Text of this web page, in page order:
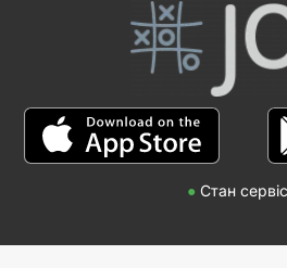
Торгівля - після відкриття
місцевостей ви також можете
Застосунок вкаже вам, кати
відібрати до стосу, викласти на
жетоном особливої локації. Під
"торгівля" ви можете придбати
цього стосу, якщо вам
Ініціація фіналу - для цього ви
особливу локацію, на яку
● Стан